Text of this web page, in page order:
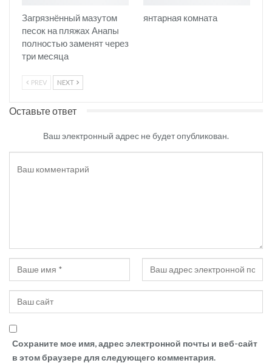
Загрязнённый мазутом
песок на пляжах Анапы
полностью заменят через
три месяца
янтарная комната
PREV NEXT
Оставьте ответ
Ваш электронный адрес не будет опубликован.
Сохраните мое имя, адрес электронной почты и веб-сайт
в этом браузере для следующего комментария.